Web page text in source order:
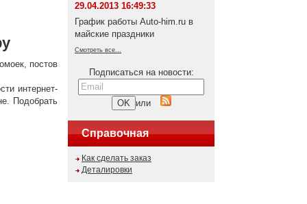
постов
интернет-
Подобрать
29.04.2013 16:49:33
График работы Auto-him.ru в
майские праздники
Смотреть все...
Подписаться на новости:
или
Справочная
Как сделать заказ
Деталировки